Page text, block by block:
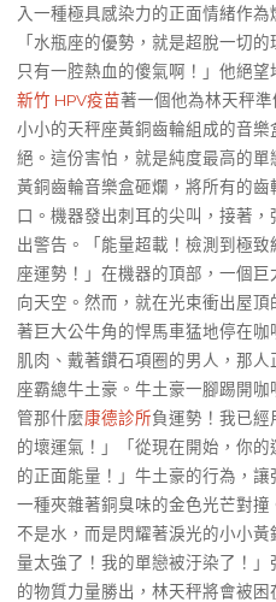
入一種極具感染力的正面情緒作
「水瓶座的優勢，就是超脫一切的
只有一腔熱血的傻氣啊！」他絕
新竹 HPV疫苗著一個他為林天秤
小小的天秤座黃銅齒輪組成的音
絕。這份害怕，就是純度最高的
黃銅齒輪音樂盒砸爛，將所有的
口。機器發出刺耳的尖叫，接著
出警告。「能量超載！檢測到極
座運勢！」在機器的頂部，一個
向天空。然而，就在光束衝出屋
著巨大公牛角的悍馬車猛地停在
肌肉、戴著鑽石項圈的男人，那
座霸總牛土豪。牛土豪一腳踢開
管那什麼康德診所負運勢！我已經
的壞運氣！」「從現在開始，你
的正面能量！」牛土豪的行為，
一種夾雜著銅臭味的金色光芒對
不是水，而是閃耀著淚光的小小
量太強了！我的單戀被汙染了！
的物質力量勝出，林天秤將會被